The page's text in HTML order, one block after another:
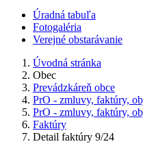
Úradná tabuľa
Fotogaléria
Verejné obstarávanie
Úvodná stránka
Obec
Prevádzkáreň obce
PrO - zmluvy, faktúry,
PrO - zmluvy, faktúry,
Faktúry
Detail faktúry 9/24